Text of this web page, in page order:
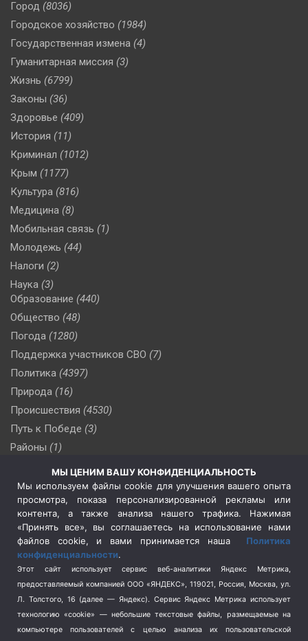
Город (8036)
Городское хозяйство (1984)
Государственная измена (4)
Гуманитарная миссия (3)
Жизнь (6799)
Законы (36)
Здоровье (409)
История (11)
Криминал (1012)
Крым (1177)
Культура (816)
Медицина (8)
Мобильная связь (1)
Молодежь (44)
Налоги (2)
Наука (3)
Образование (440)
Общество (48)
Погода (1280)
Поддержка участников СВО (7)
Политика (4397)
Природа (16)
Происшествия (4530)
Путь к Победе (3)
Районы (1)
(510)
Сельское хозяйство (3)
Социальная политика
(3)
Спецоперация в Украине
Спецоперация на Украине
(404)
Спорт (740)
Терроризм (1)
Транспорт (262)
Туризм (178)
МЫ ЦЕНИМ ВАШУ КОНФИДЕНЦИАЛЬНОСТЬ
Мы используем файлы cookie для улучшения вашего опыта
просмотра, показа персонализированной рекламы или
контента, а также анализа нашего трафика. Нажимая
«Принять все», вы соглашаетесь на использование нами
файлов cookie, и вами принимается наша Политика
конфиденциальности.
Этот сайт использует сервис веб-аналитики Яндекс Метрика,
предоставляемый компанией ООО «ЯНДЕКС», 119021, Россия, Москва, ул.
Л. Толстого, 16 (далее — Яндекс). Сервис Яндекс Метрика использует
технологию «cookie» — небольшие текстовые файлы, размещаемые на
компьютере пользователей с целью анализа их пользовательской